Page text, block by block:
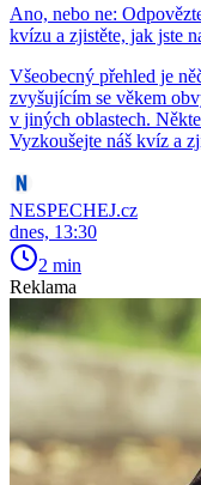
Ano, nebo ne:
kvízu a zjistěte, jak jste
Všeobecný přehled je
zvyšujícím se věkem
v jiných oblastech.
Vyzkoušejte náš kvíz a
NESPECHEJ.cz
dnes, 13:30
2 min
Reklama